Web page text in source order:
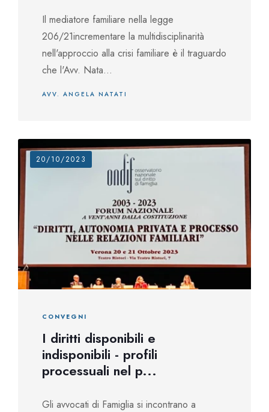
Il mediatore familiare nella legge
206/21incrementare la multidisciplinarità
nell'approccio alla crisi familiare è il traguardo
che l'Avv. Nata...
AVV. ANGELA NATATI
20/10/2023
CONVEGNI
I diritti disponibili e
indisponibili - profili
processuali nel p...
Gli avvocati di Famiglia si incontrano a